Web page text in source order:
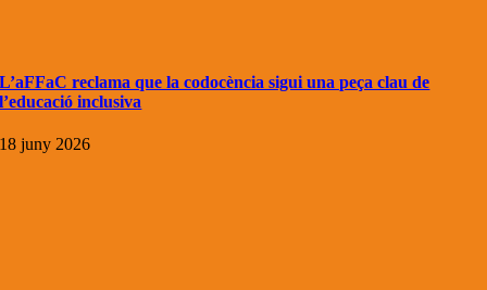
L’aFFaC reclama que la codocència sigui una peça clau de
l’educació inclusiva
18 juny 2026